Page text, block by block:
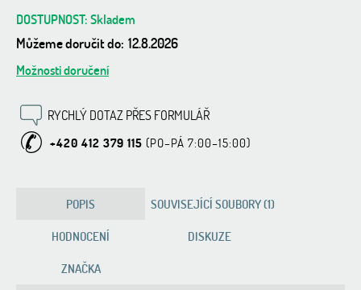
Skladem
Můžeme doručit do: 12.8.2026
Možnosti doručení
RYCHLÝ DOTAZ PŘES FORMULÁŘ
+420 412 379 115
POPIS
SOUVISEJÍCÍ SOUBORY (1)
HODNOCENÍ
DISKUZE
ZNAČKA